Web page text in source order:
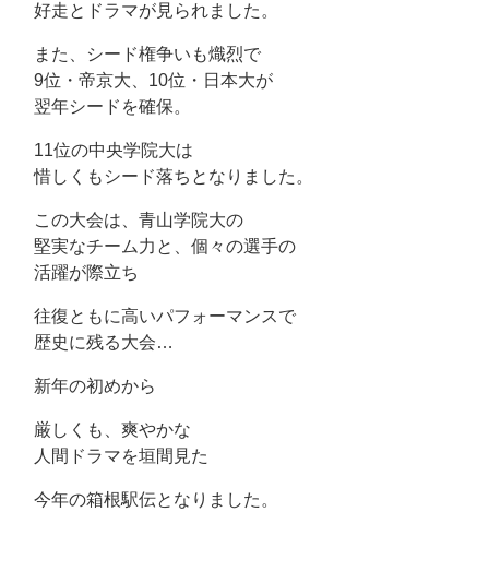
好走とドラマが見られました。
また、シード権争いも熾烈で
9位・帝京大、10位・日本大が
翌年シードを確保。
11位の中央学院大は
惜しくもシード落ちとなりました。
この大会は、青山学院大の
堅実なチーム力と、個々の選手の
活躍が際立ち
往復ともに高いパフォーマンスで
歴史に残る大会…
新年の初めから
厳しくも、爽やかな
人間ドラマを垣間見た
今年の箱根駅伝となりました。